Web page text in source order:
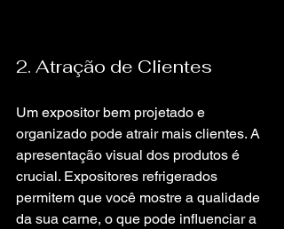
2. Atração de Clientes
Um expositor bem projetado e
organizado pode atrair mais clientes. A
apresentação visual dos produtos é
crucial. Expositores refrigerados
permitem que você mostre a qualidade
da sua carne, o que pode influenciar a